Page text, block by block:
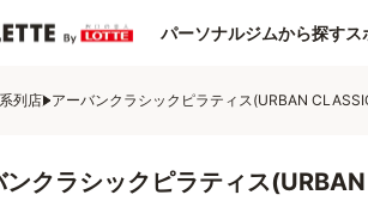
パーソナルジムから探すス
系列店 アーバンクラシックピラティス(URBAN
ンクラシックピラティス